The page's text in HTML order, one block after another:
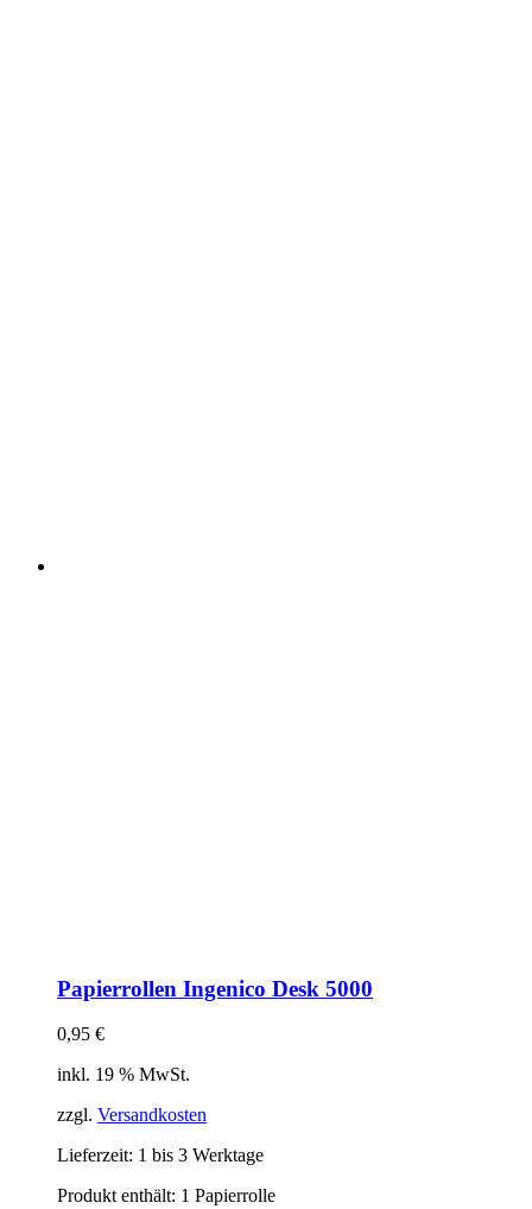
Papierrollen Ingenico Desk 5000
0,95 €
inkl. 19 % MwSt.
zzgl. Versandkosten
Lieferzeit: 1 bis 3 Werktage
Produkt enthält: 1 Papierrolle